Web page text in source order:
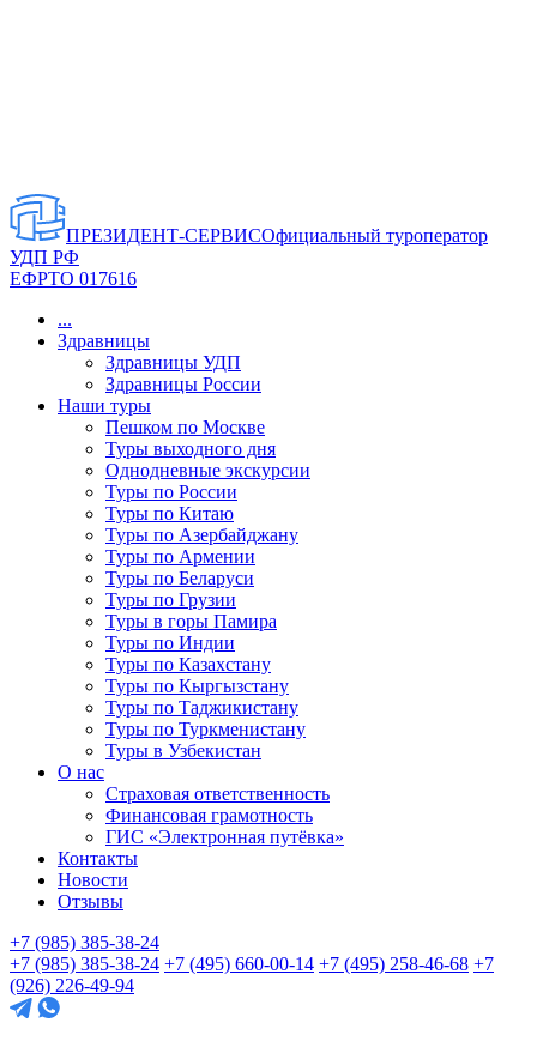
ПРЕЗИДЕНТ-СЕРВИСОфициальный туроператор
УДП РФ
ЕФРТО 017616
...
Здравницы
Здравницы УДП
Здравницы России
Наши туры
Пешком по Москве
Туры выходного дня
Однодневные экскурсии
Туры по России
Туры по Китаю
Туры по Азербайджану
Туры по Армении
Туры по Беларуси
Туры по Грузии
Туры в горы Памира
Туры по Индии
Туры по Казахстану
Туры по Кыргызстану
Туры по Таджикистану
Туры по Туркменистану
Туры в Узбекистан
О нас
Страховая ответственность
Финансовая грамотность
ГИС «Электронная путёвка»
Контакты
Новости
Отзывы
+7 (985) 385-38-24
+7 (985) 385-38-24 +7 (495) 660-00-14 +7 (495) 258-46-68 +7
(926) 226-49-94